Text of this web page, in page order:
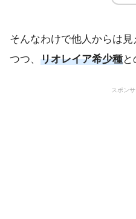
そんなわけで他人からは
つつ、 リオレイア希少種
スポン